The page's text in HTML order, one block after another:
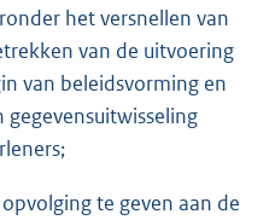
het versnellen van
van de uitvoering
van beleidsvorming en
te geven aan de